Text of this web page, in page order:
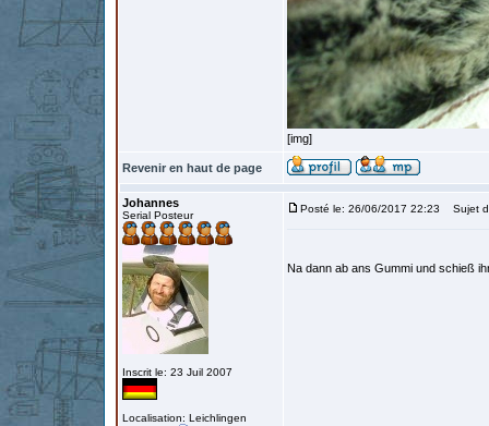
[img]
Revenir en haut de page
Johannes
Serial Posteur
Inscrit le: 23 Juil 2007
Localisation: Leichlingen
Posté le: 26/06/2017 22:23 Sujet
Na dann ab ans Gummi und schieß